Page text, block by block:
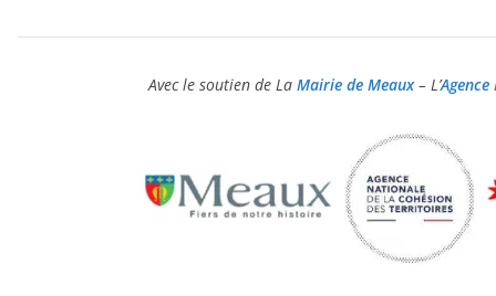
Avec le soutien de La Mairie de Meaux– L’